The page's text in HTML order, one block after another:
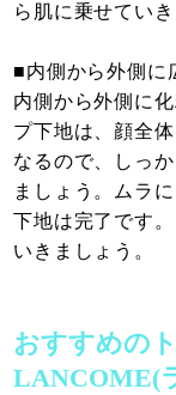
ら肌に乗せていき
■内側から外側に
内側から外側に
プ下地は、顔全
なるので、しっ
ましょう。ムラ
下地は完了です
いきましょう。
おすすめの
LANCOME(